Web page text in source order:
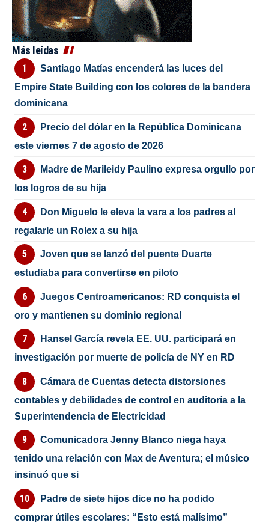
Más leídas
Santiago Matías encenderá las luces del
Empire State Building con los colores de la bandera
dominicana
Precio del dólar en la República Dominicana
este viernes 7 de agosto de 2026
Madre de Marileidy Paulino expresa orgullo por
los logros de su hija
Don Miguelo le eleva la vara a los padres al
regalarle un Rolex a su hija
Joven que se lanzó del puente Duarte
estudiaba para convertirse en piloto
Juegos Centroamericanos: RD conquista el
oro y mantienen su dominio regional
Hansel García revela EE. UU. participará en
investigación por muerte de policía de NY en RD
Cámara de Cuentas detecta distorsiones
contables y debilidades de control en auditoría a la
Superintendencia de Electricidad
Comunicadora Jenny Blanco niega haya
tenido una relación con Max de Aventura; el músico
insinuó que si
Padre de siete hijos dice no ha podido
comprar útiles escolares: “Esto está malísimo”